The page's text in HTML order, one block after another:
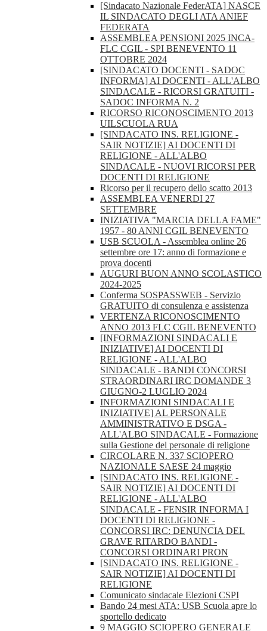
[Sindacato Nazionale FederATA] NASCE
IL SINDACATO DEGLI ATA ANIEF
FEDERATA
ASSEMBLEA PENSIONI 2025 INCA-
FLC CGIL - SPI BENEVENTO 11
OTTOBRE 2024
[SINDACATO DOCENTI - SADOC
INFORMA] AI DOCENTI - ALL'ALBO
SINDACALE - RICORSI GRATUITI -
SADOC INFORMA N. 2
RICORSO RICONOSCIMENTO 2013
UILSCUOLA RUA
[SINDACATO INS. RELIGIONE -
SAIR NOTIZIE] AI DOCENTI DI
RELIGIONE - ALL'ALBO
SINDACALE - NUOVI RICORSI PER
DOCENTI DI RELIGIONE
Ricorso per il recupero dello scatto 2013
ASSEMBLEA VENERDI 27
SETTEMBRE
INIZIATIVA "MARCIA DELLA FAME"
1957 - 80 ANNI CGIL BENEVENTO
USB SCUOLA - Assemblea online 26
settembre ore 17: anno di formazione e
prova docenti
AUGURI BUON ANNO SCOLASTICO
2024-2025
Conferma SOSPASSWEB - Servizio
GRATUITO di consulenza e assistenza
VERTENZA RICONOSCIMENTO
ANNO 2013 FLC CGIL BENEVENTO
[INFORMAZIONI SINDACALI E
INIZIATIVE] AI DOCENTI DI
RELIGIONE - ALL'ALBO
SINDACALE - BANDI CONCORSI
STRAORDINARI IRC DOMANDE 3
GIUGNO-2 LUGLIO 2024
INFORMAZIONI SINDACALI E
INIZIATIVE] AL PERSONALE
AMMINISTRATIVO E DSGA -
ALL'ALBO SINDACALE - Formazione
sulla Gestione del personale di religione
CIRCOLARE N. 337 SCIOPERO
NAZIONALE SAESE 24 maggio
[SINDACATO INS. RELIGIONE -
SAIR NOTIZIE] AI DOCENTI DI
RELIGIONE - ALL'ALBO
SINDACALE - FENSIR INFORMA I
DOCENTI DI RELIGIONE -
CONCORSI IRC: DENUNCIA DEL
GRAVE RITARDO BANDI -
CONCORSI ORDINARI PRON
[SINDACATO INS. RELIGIONE -
SAIR NOTIZIE] AI DOCENTI DI
RELIGIONE
Comunicato sindacale Elezioni CSPI
Bando 24 mesi ATA: USB Scuola apre lo
sportello dedicato
9 MAGGIO SCIOPERO GENERALE